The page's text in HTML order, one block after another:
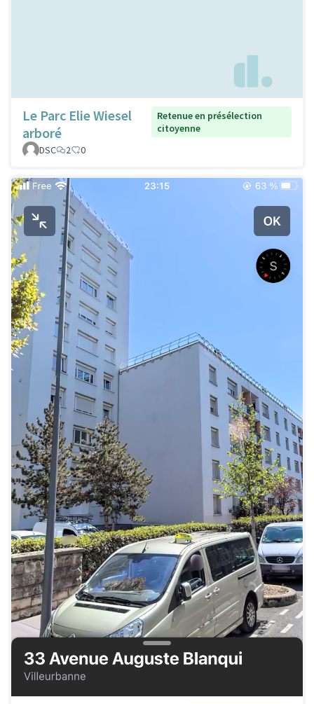
Le Parc Elie Wiesel
arboré
Retenue en présélection
citoyenne
DSC
2 0